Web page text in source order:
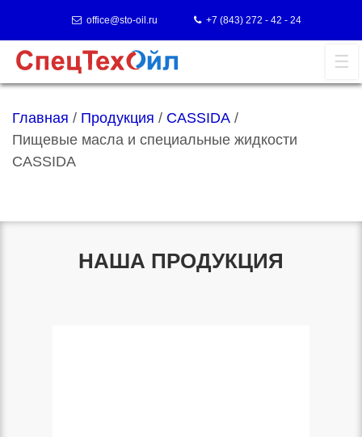
office@sto-oil.ru +7 (843) 272 - 42 - 24
Главная / Продукция / CASSIDA /
Пищевые масла и специальные жидкости
CASSIDA
НАША ПРОДУКЦИЯ